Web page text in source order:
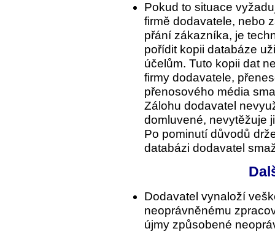
Pokud to situace
firmě dodavatele, nebo
přání zákazníka, je
pořídit kopii databáze
účelům. Tuto kopii dat
firmy dodavatele,
přenosového média
Zálohu dodavatel
domluvené, nevytěžuje
Po pominutí důvodů
databázi dodavatel
Dodavatel vynaloží
neoprávněnému
újmy způsobené